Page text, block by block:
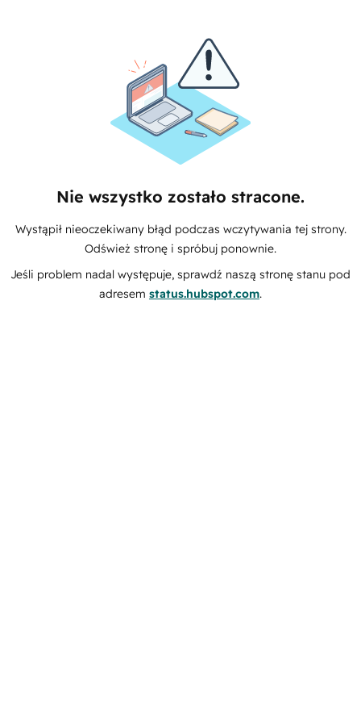
Nie wszystko zostało stracone.
Wystąpił nieoczekiwany błąd podczas wczytywania tej strony.
Odśwież stronę i spróbuj ponownie.
Jeśli problem nadal występuje, sprawdź naszą stronę stanu pod
adresem status.hubspot.com.